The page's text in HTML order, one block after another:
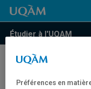
Étudier à l'UQAM
Quel est le
que je peux
Préférences en